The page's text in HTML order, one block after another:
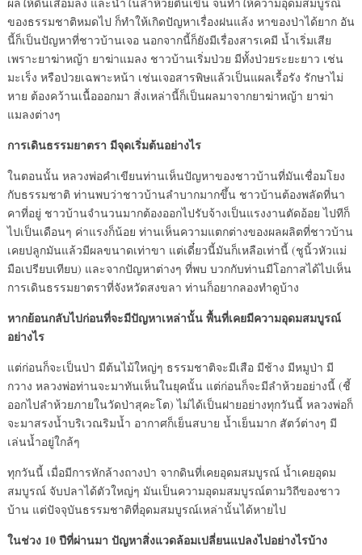
ของธรรมชาติหมดไป ก็ทำให้เกิดปัญหาเรื่องฝนแล้ง หาของป่าได้ยาก อัน
นี้ก็เป็นปัญหาที่ชาวบ้านเจอ นอกจากนี้ก็ยังมีเรื่องสารเคมี น้ำเริ่มเสีย
เพราะยาฆ่าหญ้า ยาฆ่าแมลง ชาวบ้านเริ่มป่วย มีทั้งป่วยระยะยาว เช่น
มะเร็ง หรือป่วยเฉพาะหน้า เช่นเจอสารพิษแล้วเป็นแผลเรื้อรัง รักษาไม่
หาย ต้องคว้านเนื้อออกมา สิ่งเหล่านี้ก็เป็นผลมาจากยาฆ่าหญ้า ยาฆ่า
แมลงต่างๆ
การเดินธรรมยาตรา มีจุดเริ่มต้นอย่างไร
ในตอนนั้น หลวงพ่อคำเขียนท่านเห็นปัญหาของชาวบ้านที่มันเชื่อมโยง
กับธรรมชาติ ท่านพบว่าชาวบ้านลำบากมากขึ้น ชาวบ้านต้องพลัดที่นา
คาที่อยู่ ชาวบ้านจำนวนมากต้องออกไปรับจ้างเป็นแรงงานตัดอ้อย ไปทีก็
ไปเป็นเดือนๆ ค่าแรงก็น้อย ท่านเห็นความแตกต่างของผลผลิตที่ชาวบ้าน
เคยปลูกมันแล้วมีผลขนาดเท่าขา แต่เดี๋ยวนี้มันก็เหลือเท่านี้ (ชูนิ้วหัวแม่
มือเปรียบเทียบ) และจากปัญหาต่างๆ ที่พบ บวกกับท่านมีโอกาสได้ไปเห็น
การเดินธรรมยาตราที่จังหวัดสงขลา ท่านก็อยากลองทำดูบ้าง
หากย้อนกลับไปก่อนที่จะมีปัญหาเหล่านั้น พื้นที่เคยมีความอุดมสมบูรณ์
อย่างไร
แต่ก่อนก็จะเป็นป่า มีต้นไม้ใหญ่ๆ ธรรมชาติจะมีเสือ มีช้าง มีหมูป่า มี
กวาง หลวงพ่อท่านจะมาทันเห็นในยุคนั้น แต่ก่อนก็จะมีลำห้วยอย่างนี้ (ชี้
ออกไปลำห้วยภายในวัดป่าสุคะโต) ไม่ได้เป็นฝายอย่างทุกวันนี้ หลวงพ่อก็
จะมาสรงน้ำบริเวณริมน้ำ อากาศก็เย็นสบาย น้ำเย็นมาก สัตว์ต่างๆ มี
เล่นน้ำอยู่ใกล้ๆ
ทุกวันนี้ เมื่อมีการหักล้างถางป่า จากดินที่เคยอุดมสมบูรณ์ น้ำเคยอุดม
สมบูรณ์ จับปลาได้ตัวใหญ่ๆ มันเป็นความอุดมสมบูรณ์ตามวิถีของชาว
บ้าน แต่ปัจจุบันธรรมชาติที่อุดมสมบูรณ์เหล่านั้นได้หายไป
ในช่วง 10 ปีที่ผ่านมา ปัญหาสิ่งแวดล้อมเปลี่ยนแปลงไปอย่างไรบ้าง